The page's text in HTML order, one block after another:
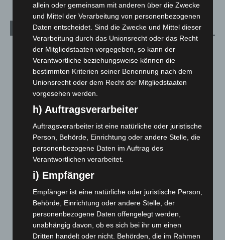
Archiv
August 2026(14)
Juli 2026(73)
Juni 2026(139)
Mai 2026(99)
April 2026(99)
März 2026(115)
Februar 2026(109)
Januar 2026
(122)
Dezember 2025(103)
Oktober 2025 (112)
September 2025(93)
August 2025(90)
allein oder gemeinsam mit anderen über die Zwecke
und Mittel der Verarbeitung von personenbezogenen
Daten entscheidet. Sind die Zwecke und Mittel dieser
Verarbeitung durch das Unionsrecht oder das Recht
der Mitgliedstaaten vorgegeben, so kann der
Verantwortliche beziehungsweise können die
bestimmten Kriterien seiner Benennung nach dem
Unionsrecht oder dem Recht der Mitgliedstaaten
vorgesehen werden.
h) Auftragsverarbeiter
Auftragsverarbeiter ist eine natürliche oder juristische
Person, Behörde, Einrichtung oder andere Stelle, die
personenbezogene Daten im Auftrag des
Verantwortlichen verarbeitet.
i) Empfänger
Empfänger ist eine natürliche oder juristische Person,
Behörde, Einrichtung oder andere Stelle, der
personenbezogene Daten offengelegt werden,
unabhängig davon, ob es sich bei ihr um einen
Dritten handelt oder nicht. Behörden, die im Rahmen